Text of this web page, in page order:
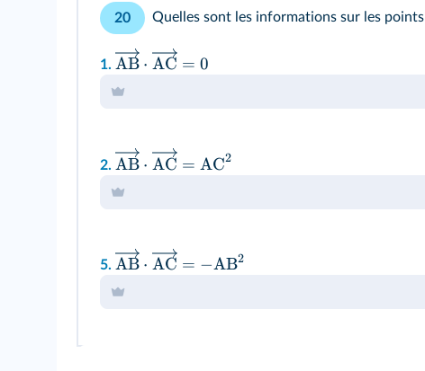
20 Quelles sont les informations sur les points
1. AB ⋅ AC = 0
2. AB ⋅ AC = AC2
5. AB ⋅ AC = −AB2